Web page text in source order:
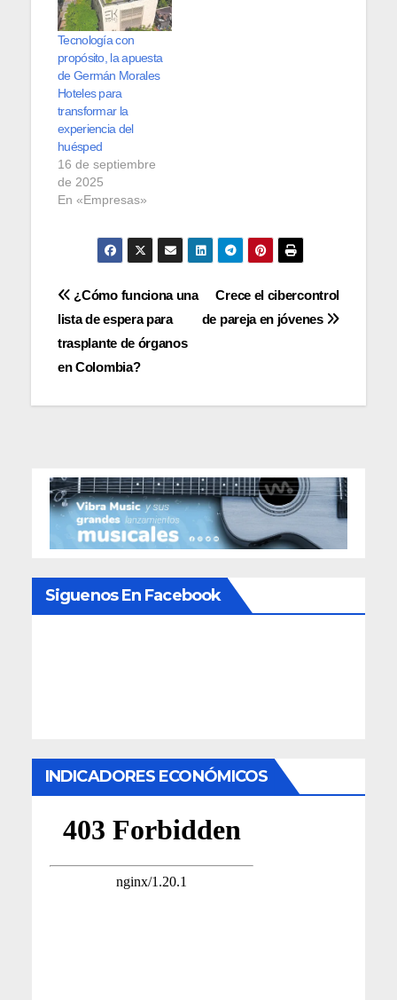
Tecnología con
propósito, la apuesta
de Germán Morales
Hoteles para
transformar la
experiencia del
huésped
16 de septiembre
de 2025
En «Empresas»
Navegación
de
entradas
Crece el cibercontrol
de pareja en jóvenes
¿Cómo funciona una
lista de espera para
trasplante de órganos
en Colombia?
Siguenos En Facebook
INDICADORES ECONÓMICOS